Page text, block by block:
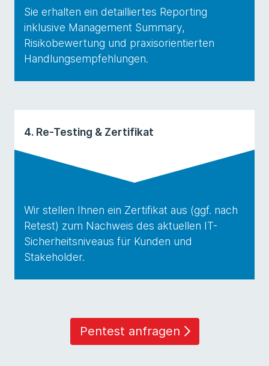
Sie erhalten ein detailliertes Reporting
inklusive Management Summary,
Risikobewertung und praxisorientierten
Handlungsempfehlungen.
4. Re-Testing & Zertifikat
Wir stellen Ihnen ein Zertifikat aus (ggf. nach
Retest) zum Nachweis des aktuellen IT-
Sicherheitsniveaus für Kunden und
Stakeholder.
Pentest anfragen